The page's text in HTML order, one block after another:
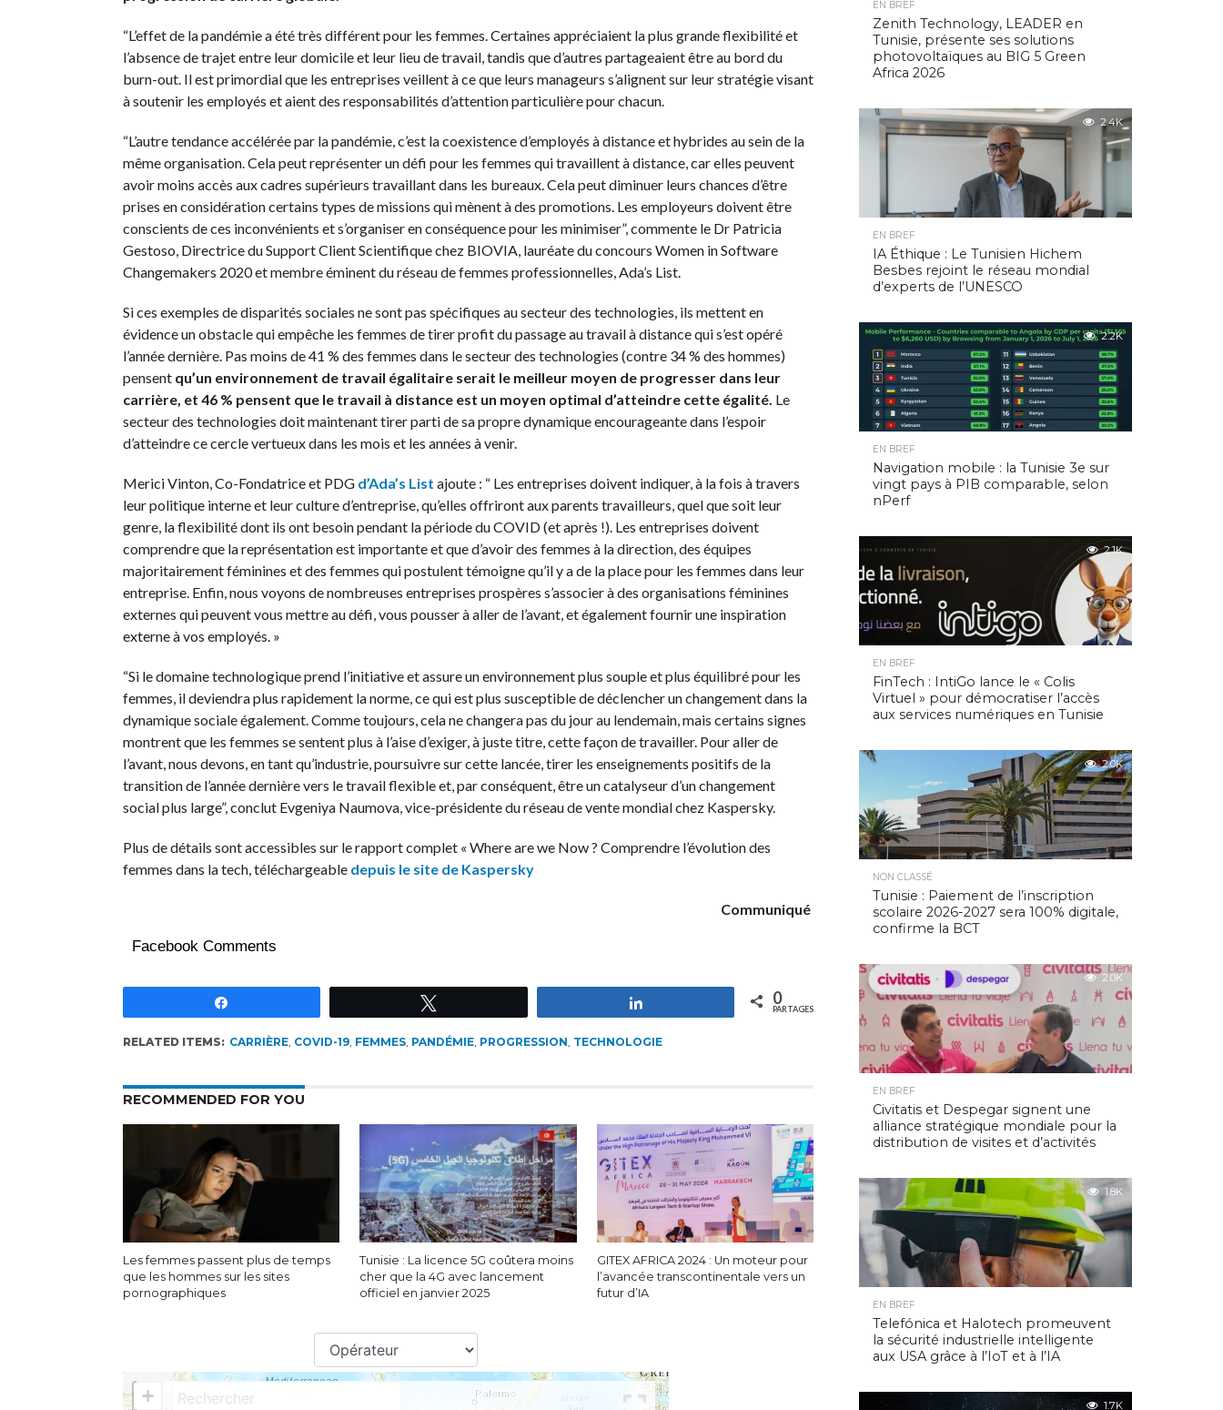
“L’effet de la pandémie a été très différent pour les femmes. Certaines appréciaient la plus grande flexibilité et
l’absence de trajet entre leur domicile et leur lieu de travail, tandis que d’autres partageaient être au bord du
burn-out. Il est primordial que les entreprises veillent à ce que leurs manageurs s’alignent sur leur stratégie visant
à soutenir les employés et aient des responsabilités d’attention particulière pour chacun.
“L’autre tendance accélérée par la pandémie, c’est la coexistence d’employés à distance et hybrides au sein de la
même organisation. Cela peut représenter un défi pour les femmes qui travaillent à distance, car elles peuvent
avoir moins accès aux cadres supérieurs travaillant dans les bureaux. Cela peut diminuer leurs chances d’être
prises en considération certains types de missions qui mènent à des promotions. Les employeurs doivent être
conscients de ces inconvénients et s’organiser en conséquence pour les minimiser”, commente le Dr Patricia
Gestoso, Directrice du Support Client Scientifique chez BIOVIA, lauréate du concours Women in Software
Changemakers 2020 et membre éminent du réseau de femmes professionnelles, Ada’s List.
Si ces exemples de disparités sociales ne sont pas spécifiques au secteur des technologies, ils mettent en
évidence un obstacle qui empêche les femmes de tirer profit du passage au travail à distance qui s’est opéré
l’année dernière. Pas moins de 41 % des femmes dans le secteur des technologies (contre 34 % des hommes)
pensent qu’un environnement de travail égalitaire serait le meilleur moyen de progresser dans leur
carrière, et 46 % pensent que le travail à distance est un moyen optimal d’atteindre cette égalité. Le
secteur des technologies doit maintenant tirer parti de sa propre dynamique encourageante dans l’espoir
d’atteindre ce cercle vertueux dans les mois et les années à venir.
Merici Vinton, Co-Fondatrice et PDG d’Ada’s List ajoute : “ Les entreprises doivent indiquer, à la fois à travers
leur politique interne et leur culture d’entreprise, qu’elles offriront aux parents travailleurs, quel que soit leur
genre, la flexibilité dont ils ont besoin pendant la période du COVID (et après !). Les entreprises doivent
comprendre que la représentation est importante et que d’avoir des femmes à la direction, des équipes
majoritairement féminines et des femmes qui postulent témoigne qu’il y a de la place pour les femmes dans leur
entreprise. Enfin, nous voyons de nombreuses entreprises prospères s’associer à des organisations féminines
externes qui peuvent vous mettre au défi, vous pousser à aller de l’avant, et également fournir une inspiration
externe à vos employés. »
“Si le domaine technologique prend l’initiative et assure un environnement plus souple et plus équilibré pour les
femmes, il deviendra plus rapidement la norme, ce qui est plus susceptible de déclencher un changement dans la
dynamique sociale également. Comme toujours, cela ne changera pas du jour au lendemain, mais certains signes
montrent que les femmes se sentent plus à l’aise d’exiger, à juste titre, cette façon de travailler. Pour aller de
l’avant, nous devons, en tant qu’industrie, poursuivre sur cette lancée, tirer les enseignements positifs de la
transition de l’année dernière vers le travail flexible et, par conséquent, être un catalyseur d’un changement
social plus large”, conclut Evgeniya Naumova, vice-présidente du réseau de vente mondial chez Kaspersky.
Plus de détails sont accessibles sur le rapport complet « Where are we Now ? Comprendre l’évolution des
femmes dans la tech, téléchargeable depuis le site de Kaspersky
Communiqué
Facebook Comments
0
PARTAGES
RELATED ITEMS: CARRIÈRE, COVID-19, FEMMES, PANDÉMIE, PROGRESSION, TECHNOLOGIE
RECOMMENDED FOR YOU
Les femmes passent plus de temps
que les hommes sur les sites
pornographiques
Tunisie : La licence 5G coûtera moins
cher que la 4G avec lancement
officiel en janvier 2025
GITEX AFRICA 2024 : Un moteur pour
l’avancée transcontinentale vers un
futur d’IA
EN BREF
Zenith Technology, LEADER en
Tunisie, présente ses solutions
photovoltaïques au BIG 5 Green
Africa 2026
2.4K
EN BREF
IA Éthique : Le Tunisien Hichem
Besbes rejoint le réseau mondial
d’experts de l’UNESCO
2.2K
EN BREF
Navigation mobile : la Tunisie 3e sur
vingt pays à PIB comparable, selon
nPerf
2.1K
EN BREF
FinTech : IntiGo lance le « Colis
Virtuel » pour démocratiser l’accès
aux services numériques en Tunisie
2.0K
NON CLASSÉ
Tunisie : Paiement de l’inscription
scolaire 2026-2027 sera 100% digitale,
confirme la BCT
2.0K
EN BREF
Civitatis et Despegar signent une
alliance stratégique mondiale pour la
distribution de visites et d’activités
1.8K
EN BREF
Telefónica et Halotech promeuvent
la sécurité industrielle intelligente
aux USA grâce à l’IoT et à l’IA
1.7K